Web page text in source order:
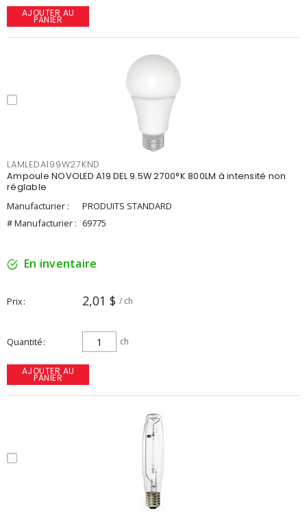
AJOUTER AU
PANIER
LAMLEDA199W27KND
Ampoule NOVOLED A19 DEL 9.5W 2700°K 800LM à intensité non
réglable
Manufacturier :
PRODUITS STANDARD
# Manufacturier : 69775
En inventaire
Prix 2,01 $ / ch
Quantité ch
AJOUTER AU
PANIER